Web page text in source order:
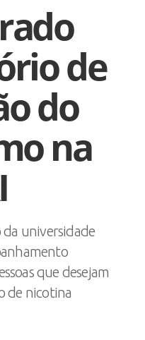
de
do
na
universidade
que desejam
de nicotina